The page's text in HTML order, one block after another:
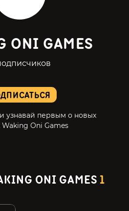
узнавай первым о новых
Waking Oni Games
ONI GAMES
ONI GAMES 1